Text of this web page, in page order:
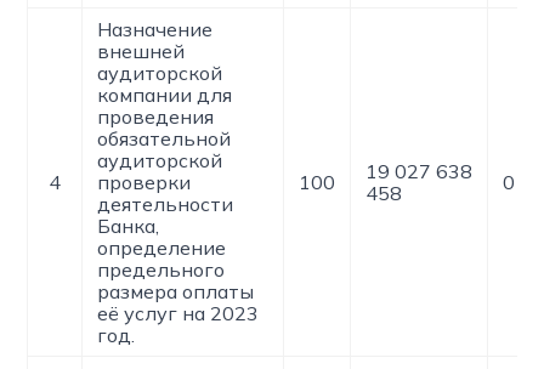
4
Назначение
внешней
аудиторской
компании для
проведения
обязательной
аудиторской
проверки
деятельности
Банка,
определение
предельного
размера оплаты
её услуг на 2023
год.
100
19 027 638
458
0